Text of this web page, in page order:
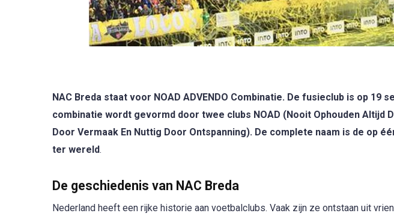
NAC Breda staat voor NOAD ADVENDO Combinatie. De fusieclub is op 19
combinatie wordt gevormd door twee clubs NOAD (Nooit Ophouden Altijd
Door Vermaak En Nuttig Door Ontspanning). De complete naam is de op
ter wereld.
De geschiedenis van NAC Breda
Nederland heeft een rijke historie aan voetbalclubs. Vaak zijn ze ontstaan uit